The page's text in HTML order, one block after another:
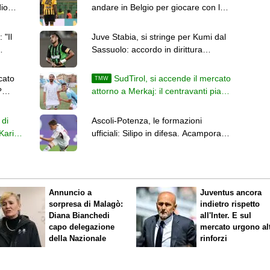
andare in Belgio per giocare con lo
"Il
Juve Stabia, si stringe per Kumi dal
Sassuolo: accordo in dirittura
TMW
SudTirol, si accende il mercato
attorno a Merkaj: il centravanti piace
di
Ascoli-Potenza, le formazioni
ufficiali: Silipo in difesa. Acampora e
Annuncio a
sorpresa di Malagò:
Diana Bianchedi
capo delegazione
della Nazionale
Juventus ancora
indietro rispetto
all'Inter. E sul
mercato urgono
rinforzi